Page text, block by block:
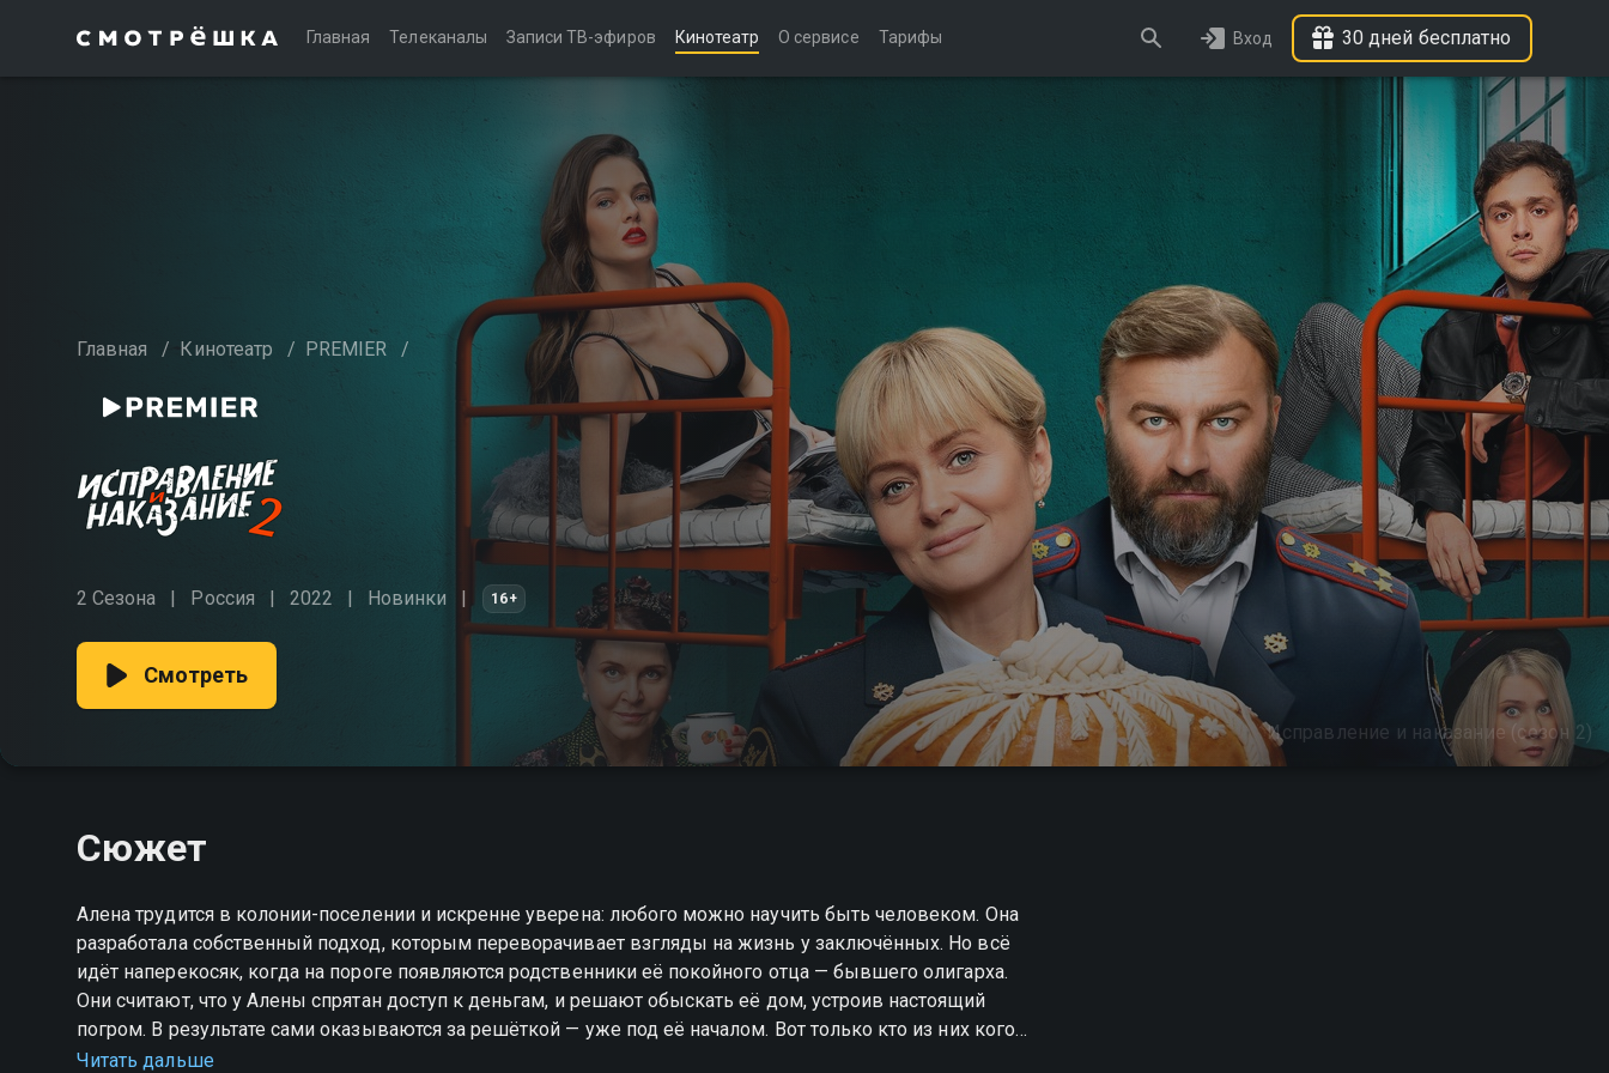
Главная Телеканалы Записи ТВ-эфиров Кинотеатр О сервисе Тарифы Вход 30 дней бесплатно
Главная / Кинотеатр / PREMIER /
2 Сезона Россия 2022 Новинки 16+
Исправление и наказание (сезон 2)
Смотреть
Сюжет
Алена трудится в колонии-поселении и искренне уверена: любого можно научить быть человеком. Она
разработала собственный подход, которым переворачивает взгляды на жизнь у заключённых. Но всё
идёт наперекосяк, когда на пороге появляются родственники её покойного отца — бывшего олигарха.
Они считают, что у Алены спрятан доступ к деньгам, и решают обыскать её дом, устроив настоящий
погром. В результате сами оказываются за решёткой — уже под её началом. Вот только кто из них кого
перевоспитает — ещё предстоит выяснить. «Исправление и наказание» — смотрите онлайн в хорошем
Читать дальше